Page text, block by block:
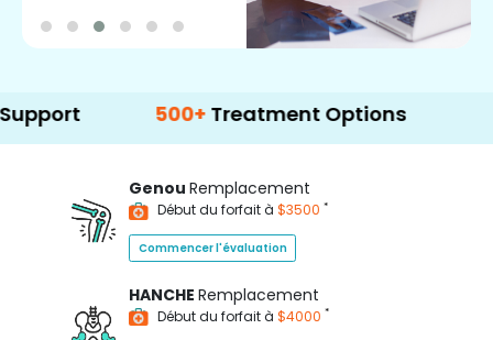
500+ Treatment Options
Genou Remplacement
Début du forfait à $3500 *
Commencer l'évaluation
HANCHE Remplacement
Début du forfait à $4000 *